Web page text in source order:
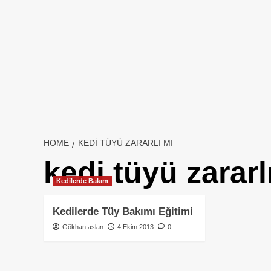
HOME KEDI TÜYÜ ZARARLI MI
kedi tüyü
Kedilerde Bakım
Kedilerde Tüy Bakımı Eğitimi
Gökhan aslan 4 Ekim 2013 0